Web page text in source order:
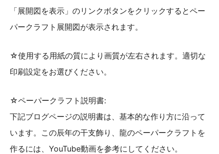
「展開図を表示」のリンクボタンをクリックするとペー
パークラフト展開図が表示されます。
☆使用する用紙の質により画質が左右されます。適切な
印刷設定をお選びください。
☆ペーパークラフト説明書:
下記ブログページの説明書は、基本的な作り方に沿って
います。この辰年の干支飾り、龍のペーパークラフトを
作るには、YouTube動画を参考にしてください。